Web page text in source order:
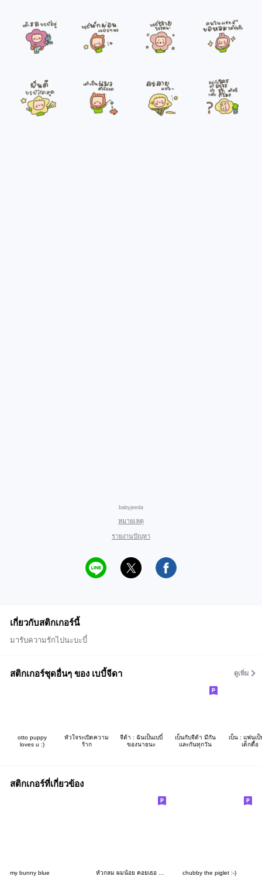
babyjeeda
หมายเหตุ
รายงานปัญหา
เกี่ยวกับสติกเกอร์นี้
มารับความรักไปนะบะบี๋
สติกเกอร์ชุดอื่นๆ ของ เบบี้จีดา ดูเพิ่ม
otto puppy
loves u :)
หัวใจระเบิดความ
ร้าก
จีด้า : ฉันเป็นเบบี๋
ของนายนะ
เบ็นกับจีด้า มีกัน
และกันทุกวัน
เบ็น : แฟนเป็
เด็กดื้อ
สติกเกอร์ที่เกี่ยวข้อง
my bunny blue หัวกลม ผมน้อย คอยเธอ 3 (love you) chubby the piglet :-)